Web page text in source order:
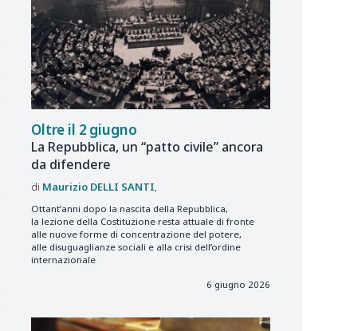
Oltre il 2 giugno
La Repubblica, un “patto civile” ancora
da difendere
Maurizio DELLI SANTI
Ottant’anni dopo la nascita della Repubblica,
la lezione della Costituzione resta attuale di fronte
alle nuove forme di concentrazione del potere,
alle disuguaglianze sociali e alla crisi dell’ordine
internazionale
6 giugno 2026